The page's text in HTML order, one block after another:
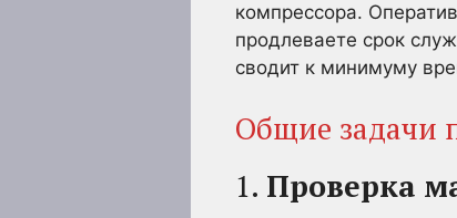
компрессора.
продлеваете срок
сводит к минимуму
Общие задачи
1. Проверка